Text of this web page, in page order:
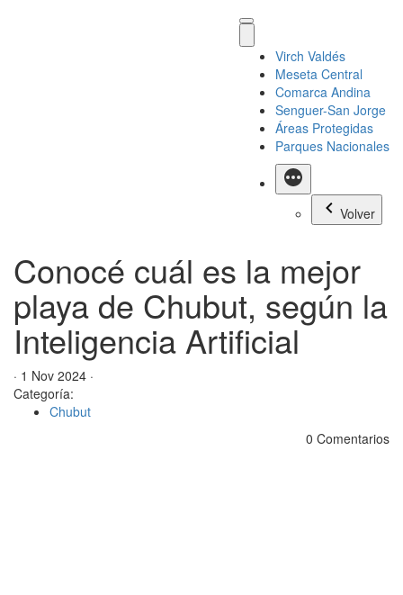
Virch Valdés
Meseta Central
Comarca Andina
Senguer-San Jorge
Áreas Protegidas
Parques Nacionales
Más
Volver
Conocé cuál es la mejor
playa de Chubut, según la
Inteligencia Artificial
· 1 Nov 2024 ·
Categoría:
Chubut
0 Comentarios